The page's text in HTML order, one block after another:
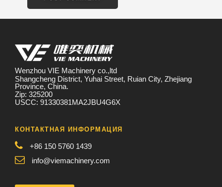
Wenzhou VIE Machinery co.,ltd
Shangcheng District, Yuhai Street, Ruian City, Zhejiang
Province, China.
Zip: 325200
USCC: 91330381MA2JBU4G6X
КОНТАКТНАЯ ИНФОРМАЦИЯ
+86 150 5760 1439
info@viemachinery.com